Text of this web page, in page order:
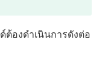
องดำเนินการดังต่อ